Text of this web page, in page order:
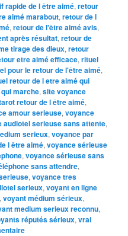
rapide de l être aimé,retour
aimé marabout,retour de l
,retour de l'être aimé avis,
après résultat,retour de
tirage des dieux,retour
etre aimé efficace,rituel
pour le retour de l'être aimé,
retour de l etre aimé qui
marche,site voyance
retour de l être aimé,
amour serieuse,voyance
audiotel serieuse sans attente,
serieux,voyance par
l être aimé,voyance sérieuse
,voyance sérieuse sans
sans attendre,
,voyance tres
serieux,voyant en ligne
,voyant médium sérieux,
medium serieux reconnu,
réputés sérieux,vrai